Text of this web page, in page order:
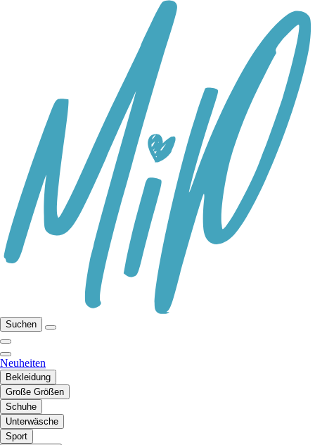
Suchen
Neuheiten
Bekleidung
Große Größen
Schuhe
Unterwäsche
Sport